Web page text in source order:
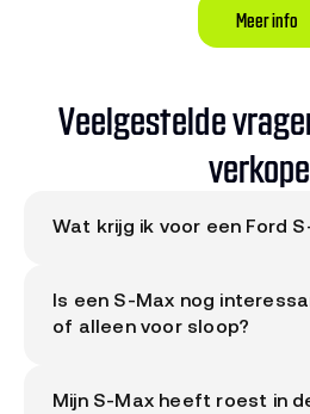
Meer info
Veelgestelde
Wat krijg ik voor een Ford
Ons systeem berekent het
staat, bouwjaar, motor,
seconden weet je wat jouw S-
Is een S-Max nog
of alleen voor sloop?
Max onder 150.000 km met
Mijn S-Max heeft roest in